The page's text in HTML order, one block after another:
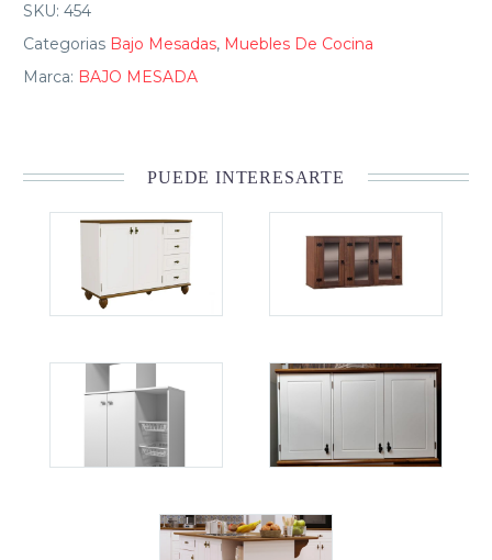
SKU: 454
Categorias Bajo Mesadas, Muebles De Cocina
Marca: BAJO MESADA
PUEDE INTERESARTE